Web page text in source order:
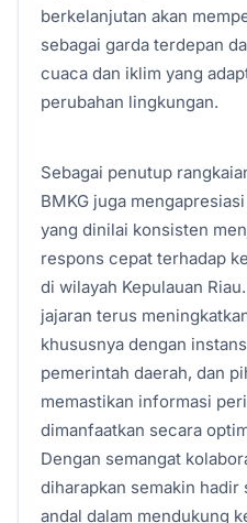
berkelanjutan akan
sebagai garda terdepan
cuaca dan iklim yang
perubahan lingkungan.
Sebagai penutup
BMKG juga
yang dinilai konsisten
respons cepat terhadap
di wilayah Kepulauan
jajaran terus
khususnya dengan
pemerintah daerah, dan
memastikan informasi
dimanfaatkan secara
Dengan semangat
diharapkan semakin hadir
andal dalam mendukung